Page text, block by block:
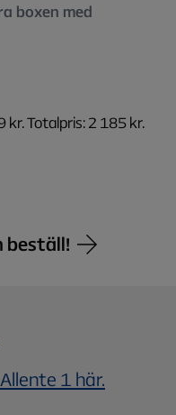
boxen med
Totalpris: 2 185 kr.
beställ!
1 här.